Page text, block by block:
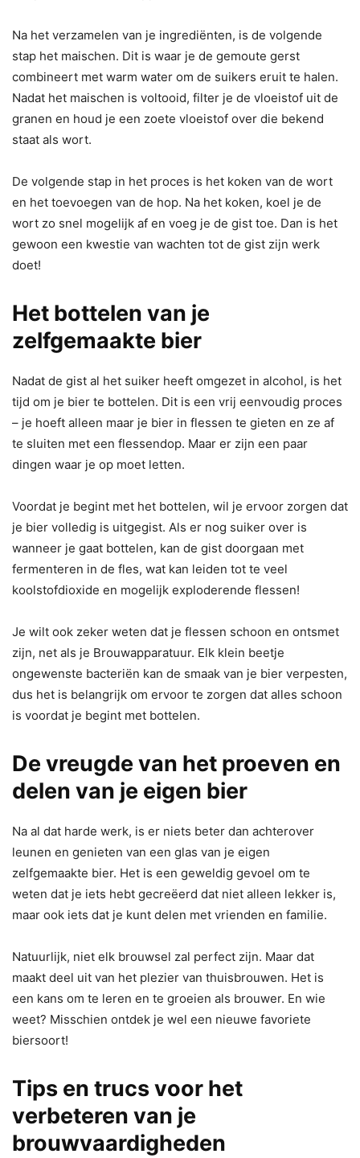
Na het verzamelen van je ingrediënten, is de volgende
stap het maischen. Dit is waar je de gemoute gerst
combineert met warm water om de suikers eruit te halen.
Nadat het maischen is voltooid, filter je de vloeistof uit de
granen en houd je een zoete vloeistof over die bekend
staat als wort.
De volgende stap in het proces is het koken van de wort
en het toevoegen van de hop. Na het koken, koel je de
wort zo snel mogelijk af en voeg je de gist toe. Dan is het
gewoon een kwestie van wachten tot de gist zijn werk
doet!
Het bottelen van je
zelfgemaakte bier
Nadat de gist al het suiker heeft omgezet in alcohol, is het
tijd om je bier te bottelen. Dit is een vrij eenvoudig proces
– je hoeft alleen maar je bier in flessen te gieten en ze af
te sluiten met een flessendop. Maar er zijn een paar
dingen waar je op moet letten.
Voordat je begint met het bottelen, wil je ervoor zorgen dat
je bier volledig is uitgegist. Als er nog suiker over is
wanneer je gaat bottelen, kan de gist doorgaan met
fermenteren in de fles, wat kan leiden tot te veel
koolstofdioxide en mogelijk exploderende flessen!
Je wilt ook zeker weten dat je flessen schoon en ontsmet
zijn, net als je Brouwapparatuur. Elk klein beetje
ongewenste bacteriën kan de smaak van je bier verpesten,
dus het is belangrijk om ervoor te zorgen dat alles schoon
is voordat je begint met bottelen.
De vreugde van het proeven en
delen van je eigen bier
Na al dat harde werk, is er niets beter dan achterover
leunen en genieten van een glas van je eigen
zelfgemaakte bier. Het is een geweldig gevoel om te
weten dat je iets hebt gecreëerd dat niet alleen lekker is,
maar ook iets dat je kunt delen met vrienden en familie.
Natuurlijk, niet elk brouwsel zal perfect zijn. Maar dat
maakt deel uit van het plezier van thuisbrouwen. Het is
een kans om te leren en te groeien als brouwer. En wie
weet? Misschien ontdek je wel een nieuwe favoriete
biersoort!
Tips en trucs voor het
verbeteren van je
brouwvaardigheden